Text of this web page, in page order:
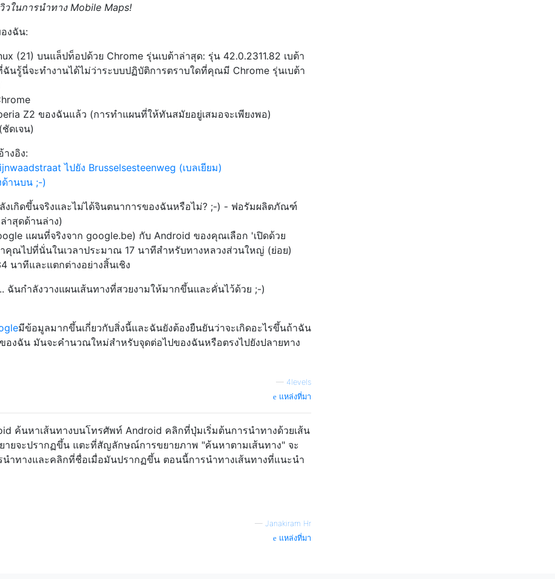
ในการนำทาง Mobile Maps!
องฉัน:
(21) บนแล็ปท็อปด้วย Chrome รุ่นเบต้าล่าสุด: รุ่น 42.0.2311.82 เบต้า
นรู้นี่จะทำงานได้ไม่ว่าระบบปฏิบัติการตราบใดที่คุณมี Chrome รุ่นเบต้า
Z2 ของฉันแล้ว (การทำแผนที่ให้ทันสมัยอยู่เสมอจะเพียงพอ)
ดเจน)
งอิง:
ไปยัง Brusselsesteenweg (เบลเยียม)
านบน ;-)
งเกิดขึ้นจริงและไม่ได้จินตนาการของฉันหรือไม่? ;-) - ฟอรัมผลิตภัณฑ์
าสุดด้านล่าง)
แผนที่จริงจาก google.be) กับ Android ของคุณเลือก 'เปิดด้วย
ณไปที่นั่นในเวลาประมาณ 17 นาทีสำหรับทางหลวงส่วนใหญ่ (ย่อย)
นาทีและแตกต่างอย่างสิ้นเชิง
นกำลังวางแผนเส้นทางที่สวยงามให้มากขึ้นและคั่นไว้ด้วย ;-)
มีข้อมูลมากขึ้นเกี่ยวกับสิ่งนี้และฉันยังต้องยืนยันว่าจะเกิดอะไรขึ้นถ้าฉัน
ของฉัน มันจะคำนวณใหม่สำหรับจุดต่อไปของฉันหรือตรงไปยังปลายทาง
— 4levels
แหล่งที่มา
ค้นหาเส้นทางบนโทรศัพท์ Android คลิกที่ปุ่มเริ่มต้นการนำทางด้วยเส้น
ยจะปรากฏขึ้น แตะที่สัญลักษณ์การขยายภาพ "ค้นหาตามเส้นทาง" จะ
ทางและคลิกที่ชื่อเมื่อมันปรากฏขึ้น ตอนนี้การนำทางเส้นทางที่แนะนำ
— Janakiram Hr
แหล่งที่มา